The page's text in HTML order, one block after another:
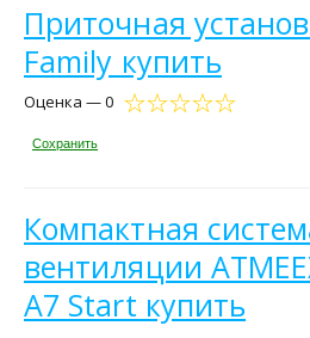
Приточная
Family купить
Оценка — 0
Сохранить
Компактная
вентиляции
A7 Start купить